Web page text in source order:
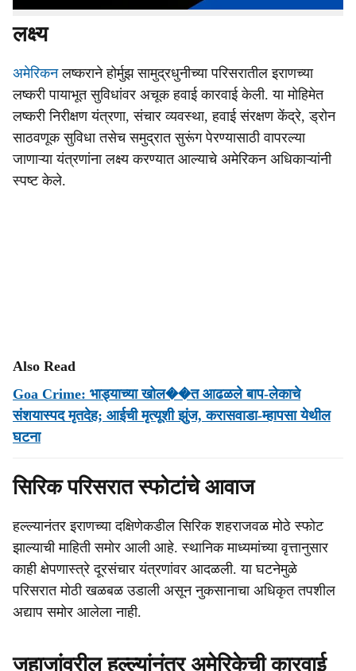
लक्ष्य
अमेरिकनलष्कराने होर्मुझ सामुद्रधुनीच्या परिसरातील इराणच्या
लष्करी पायाभूत सुविधांवर अचूक हवाई कारवाई केली. या मोहिमेत
लष्करी निरीक्षण यंत्रणा, संचार व्यवस्था, हवाई संरक्षण केंद्रे, ड्रोन
साठवणूक सुविधा तसेच समुद्रात सुरूंग पेरण्यासाठी वापरल्या
जाणाऱ्या यंत्रणांना लक्ष्य करण्यात आल्याचे अमेरिकन अधिकाऱ्यांनी
स्पष्ट केले.
Also Read
Goa Crime: भाड्याच्या खोल��त आढळले बाप-लेकाचे
संशयास्‍पद मृतदेह; आईची मृत्यूशी झुंज, करासवाडा-म्‍हापसा येथील
घटना
सिरिक परिसरात स्फोटांचे आवाज
हल्ल्यानंतर इराणच्या दक्षिणेकडील सिरिक शहराजवळ मोठे स्फोट
झाल्याची माहिती समोर आली आहे. स्थानिक माध्यमांच्या वृत्तानुसार
काही क्षेपणास्त्रे दूरसंचार यंत्रणांवर आदळली. या घटनेमुळे
परिसरात मोठी खळबळ उडाली असून नुकसानाचा अधिकृत तपशील
अद्याप समोर आलेला नाही.
जहाजांवरील हल्ल्यांनंतर अमेरिकेची कारवाई